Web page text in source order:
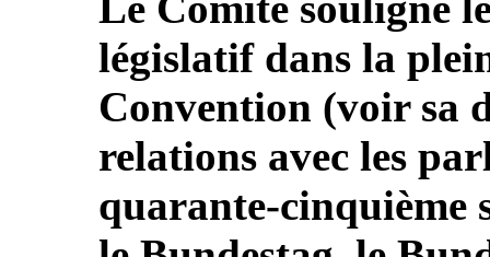
législatif dans la
Convention (voir sa
relations avec les
quarante-cinquième